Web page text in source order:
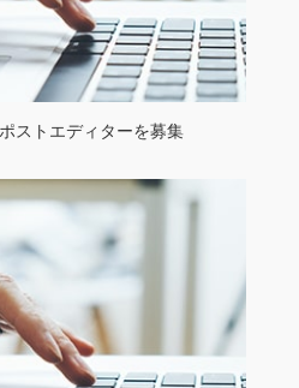
トエディターを募集